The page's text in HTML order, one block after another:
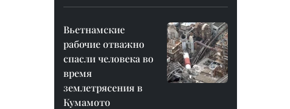
Вьетнамские
рабочие отважно
спасли человека во
время
землетрясения в
Кумамото